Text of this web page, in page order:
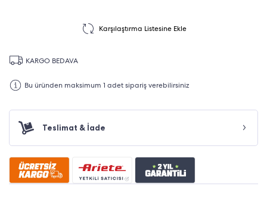
Karşılaştırma Listesine Ekle
KARGO BEDAVA
Bu üründen maksimum 1 adet sipariş verebilirsiniz
Teslimat & İade